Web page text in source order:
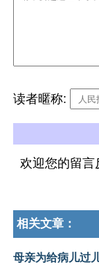
读者暱称:
欢迎您的留言
相关文章：
母亲为给病儿过